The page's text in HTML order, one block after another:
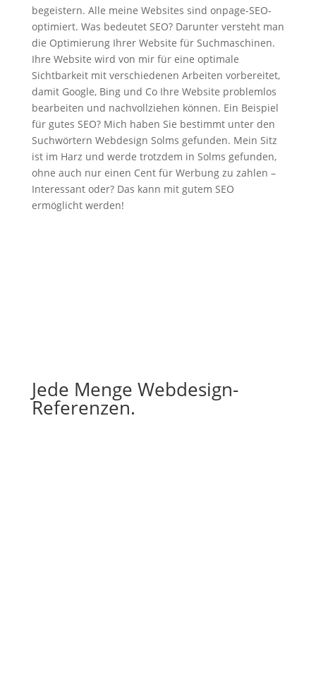
begeistern. Alle meine Websites sind onpage-SEO-
optimiert. Was bedeutet SEO? Darunter versteht man
die Optimierung Ihrer Website für Suchmaschinen.
Ihre Website wird von mir für eine optimale
Sichtbarkeit mit verschiedenen Arbeiten vorbereitet,
damit Google, Bing und Co Ihre Website problemlos
bearbeiten und nachvollziehen können. Ein Beispiel
für gutes SEO? Mich haben Sie bestimmt unter den
Suchwörtern Webdesign Solms gefunden. Mein Sitz
ist im Harz und werde trotzdem in Solms gefunden,
ohne auch nur einen Cent für Werbung zu zahlen –
Interessant oder? Das kann mit gutem SEO
ermöglicht werden!
Jede Menge Webdesign-
Referenzen.